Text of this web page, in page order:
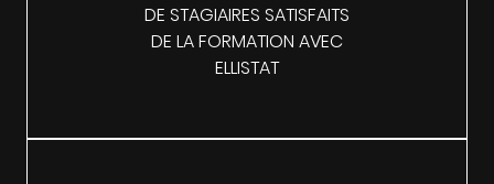
DE STAGIAIRES SATISFAITS
DE LA FORMATION AVEC
ELLISTAT